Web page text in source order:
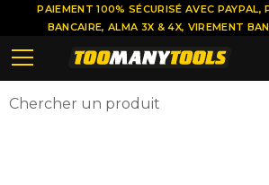
PAIEMENT 100% SÉCURISÉ AVEC PAYPAL,
BANCAIRE, ALMA 3X & 4X, VIREMENT